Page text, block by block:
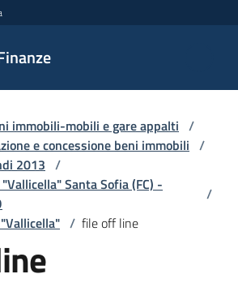
immobili-mobili e gare appalti /
e concessione beni immobili /
2013 /
Santa Sofia (FC) -
/
/ file off line